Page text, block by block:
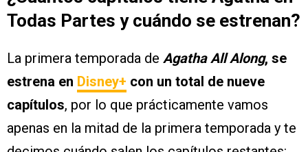
Todas Partes y cuándo se estrenan?
La primera temporada de Agatha All Along, se
estrena en Disney+ con un total de nueve
capítulos, por lo que prácticamente vamos
apenas en la mitad de la primera temporada y te